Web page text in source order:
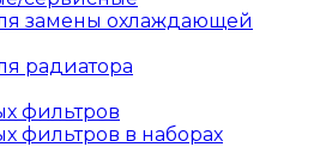
замены охлаждающей
радиатора
фильтров
фильтров в наборах